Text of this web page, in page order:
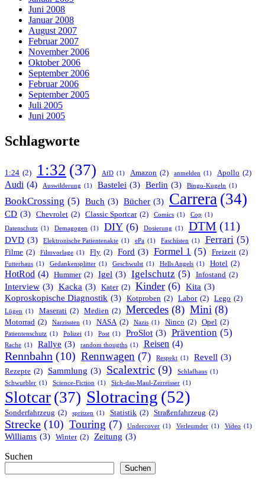
Juni 2008
Januar 2008
August 2007
Februar 2007
November 2006
Oktober 2006
September 2006
Februar 2006
September 2005
Juli 2005
Juni 2005
Schlagworte
1:24 (2) 1:32 (37) AfD (1) Amazon (2) anmelden (1) Apollo (2)
Audi (4) Auswilderung (1) Bastelei (3) Berlin (3) Bingo-Kugeln (1)
BookCrossing (5) Buch (3) Bücher (3) Carrera (34)
CD (3) Chevrolet (2) Classic Sportcar (2) Comics (1) Cop (1)
Datenschutz (1) Demagogen (1) DIY (6) Dosierung (1) DTM (11)
DVD (3) Elektronische Patientenakte (1) ePa (1) Faschisten (1) Ferrari (5)
Filme (2) Filmvorlage (1) Fly (2) Ford (3) Formel 1 (5) Freizeit (2)
Futterhaus (1) Gedankensplitter (1) Geschwulst (1) Hells Angels (1) Hotel (2)
HotRod (4) Hummer (2) Igel (3) Igelschutz (5) Infostand (2)
Interview (3) Kacka (3) Kater (2) Kinder (6) Kita (3)
Koproskopische Diagnostik (3) Kotproben (2) Labor (2) Lego (2)
Lügen (1) Maserati (2) Medien (2) Mercedes (8) Mini (8)
Motorrad (2) Narzissten (1) NASA (2) Nazis (1) Ninco (2) Opel (2)
Patientenschutz (1) Polizei (1) Post (1) ProSlot (3) Prävention (5)
Rache (1) Rallye (3) random thougths (1) Reisen (4)
Rennbahn (10) Rennwagen (7) Respekt (1) Revell (3)
Rezepte (2) Sammlung (3) Scalextric (9) Schlafhaus (1)
Schwurbler (1) Science-Fiction (1) Sich-das-Maul-Zerreisser (1)
Slotcar (37) Slotracing (52)
Sonderfahrzeug (2) spritzen (1) Statistik (2) Straßenfahrzeug (2)
Strecke (10) Touring (7) Undercover (1) Verleumder (1) Video (1)
Williams (3) Winter (2) Zeitung (3)
Suchen
Suchen